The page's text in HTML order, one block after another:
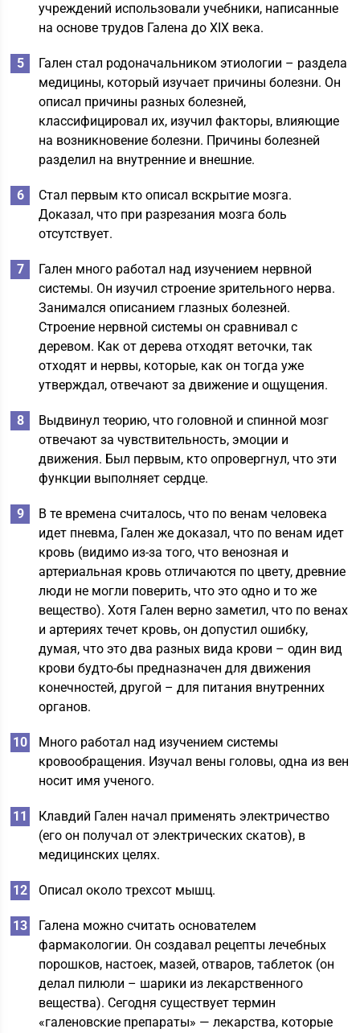
учреждений использовали учебники, написанные
на основе трудов Галена до ХIХ века.
Гален стал родоначальником этиологии – раздела
медицины, который изучает причины болезни. Он
описал причины разных болезней,
классифицировал их, изучил факторы, влияющие
на возникновение болезни. Причины болезней
разделил на внутренние и внешние.
Стал первым кто описал вскрытие мозга.
Доказал, что при разрезания мозга боль
отсутствует.
Гален много работал над изучением нервной
системы. Он изучил строение зрительного нерва.
Занимался описанием глазных болезней.
Строение нервной системы он сравнивал с
деревом. Как от дерева отходят веточки, так
отходят и нервы, которые, как он тогда уже
утверждал, отвечают за движение и ощущения.
Выдвинул теорию, что головной и спинной мозг
отвечают за чувствительность, эмоции и
движения. Был первым, кто опровергнул, что эти
функции выполняет сердце.
В те времена считалось, что по венам человека
идет пневма, Гален же доказал, что по венам идет
кровь (видимо из-за того, что венозная и
артериальная кровь отличаются по цвету, древние
люди не могли поверить, что это одно и то же
вещество). Хотя Гален верно заметил, что по венах
и артериях течет кровь, он допустил ошибку,
думая, что это два разных вида крови – один вид
крови будто-бы предназначен для движения
конечностей, другой – для питания внутренних
органов.
Много работал над изучением системы
кровообращения. Изучал вены головы, одна из вен
носит имя ученого.
Клавдий Гален начал применять электричество
(его он получал от электрических скатов), в
медицинских целях.
Описал около трехсот мышц.
Галена можно считать основателем
фармакологии. Он создавал рецепты лечебных
порошков, настоек, мазей, отваров, таблеток (он
делал пилюли – шарики из лекарственного
вещества). Сегодня существует термин
«галеновские препараты» — лекарства, которые